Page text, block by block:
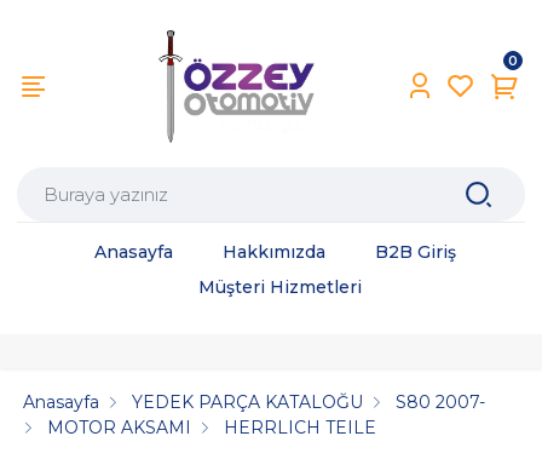
0
Anasayfa Hakkımızda
B2B Giriş
Müşteri Hizmetleri
Anasayfa YEDEK PARÇA KATALOĞU
S80 2007-
MOTOR AKSAMI
HERRLICH TEILE